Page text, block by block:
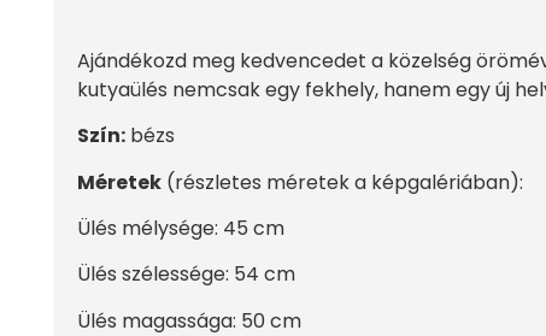
Ajándékozd meg kedvencedet a közelség
kutyaülés nemcsak egy fekhely, hanem egy új
Szín:bézs
Méretek(részletes méretek a képgalériában):
Ülés mélysége: 45 cm
Ülés szélessége: 54 cm
Ülés magassága: 50 cm